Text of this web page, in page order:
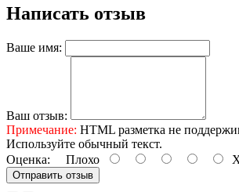
Написать отзыв
Ваше имя:
Ваш отзыв:
Примечание: HTML разметка не
Используйте обычный текст.
Оценка: Плохо
Отправить отзыв